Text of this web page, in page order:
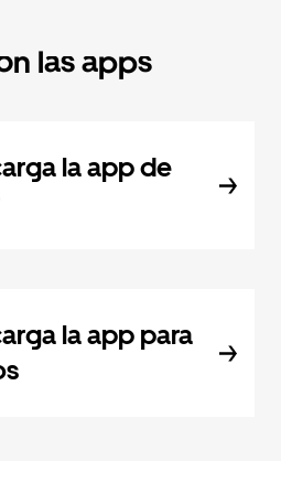
las apps
la app de
la app para